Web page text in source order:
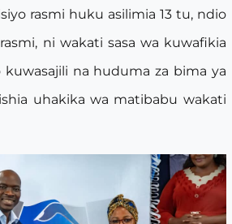
rasmi huku asilimia 13 tu, ndio
ni wakati sasa wa kuwafikia
kuwasajili na huduma za bima ya
uhakika wa matibabu wakati